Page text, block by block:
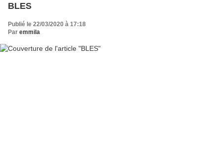
BLES
Publié le 22/03/2020 à 17:18
Par emmila